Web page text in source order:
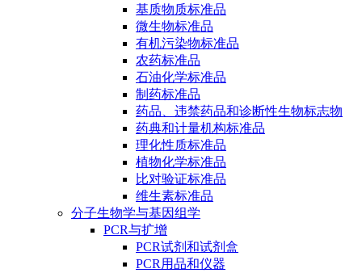
基质物质标准品
微生物标准品
有机污染物标准品
农药标准品
石油化学标准品
制药标准品
药品、违禁药品和诊断性生物标志物
药典和计量机构标准品
理化性质标准品
植物化学标准品
比对验证标准品
维生素标准品
分子生物学与基因组学
PCR与扩增
PCR试剂和试剂盒
PCR用品和仪器